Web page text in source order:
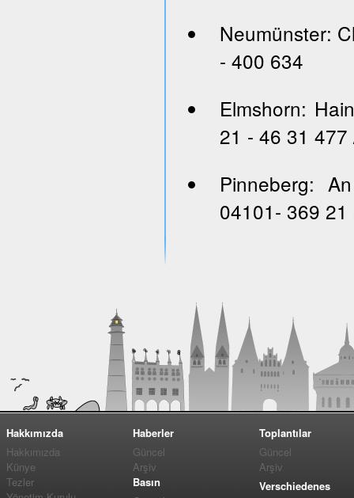
Neumünster:
- 400 634
Elmshorn:
21 - 46 31 477
Pinneberg:
04101- 369 21
Hakkımızda
Hakkımızda
Künye
Tezler
Haberler
Güncel
Arşiv
Basın
Toplantılar
Güncel
Arşiv
Verschiedenes